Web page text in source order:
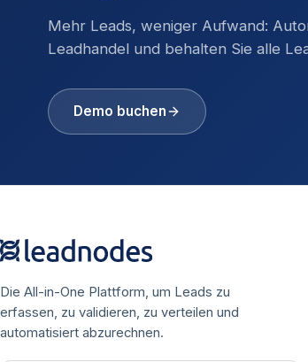
Mehr Leads, weniger Aufwand:
Leadhandel und behalten Sie alle
Demo buchen
Die All-in-One Plattform, um Leads zu
erfassen, zu validieren, zu verteilen und
automatisiert abzurechnen.